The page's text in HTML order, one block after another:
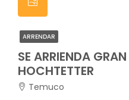
ARRENDAR
SE ARRIENDA
HOCHTETTER
Temuco